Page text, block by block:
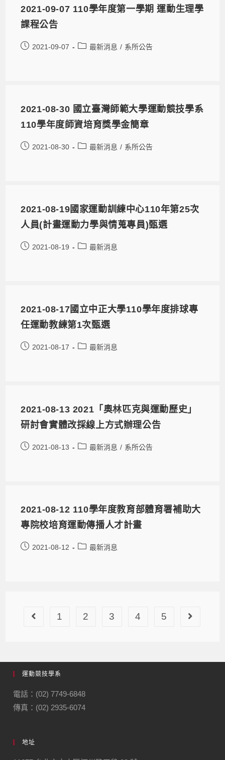
2021-09-07 110學年度第一學期 運動生理學
課程公告
2021-09-07 最新消息 / 系所公告
2021-08-30 國立臺灣師範大學運動競技學系
110學年度師資培育獎學金簡章
2021-08-30 最新消息 / 系所公告
2021-08-19國家運動訓練中心110年第25次
人員(計畫運動力學與情蒐專員)甄選
2021-08-19 最新消息
2021-08-17國立中正大學110學年度排球專
任運動教練第1次甄選
2021-08-17 最新消息
2021-08-13 2021「奧林匹克與運動歷史」
研討會實體改採線上方式辦理公告
2021-08-13 最新消息 / 系所公告
2021-08-12 110學年度教育部體育署補助大
專院校培育運動傳播人才計畫
2021-08-12 最新消息
1 2 3 4 5
運動競技學系
電話：(02) 7749-6848
傳真：(02) 2935-6074
地址